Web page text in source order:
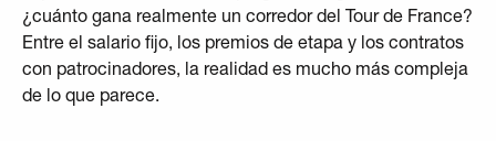
¿cuánto gana realmente un corredor del Tour de France?
Entre el salario fijo, los premios de etapa y los contratos
con patrocinadores, la realidad es mucho más compleja
de lo que parece.